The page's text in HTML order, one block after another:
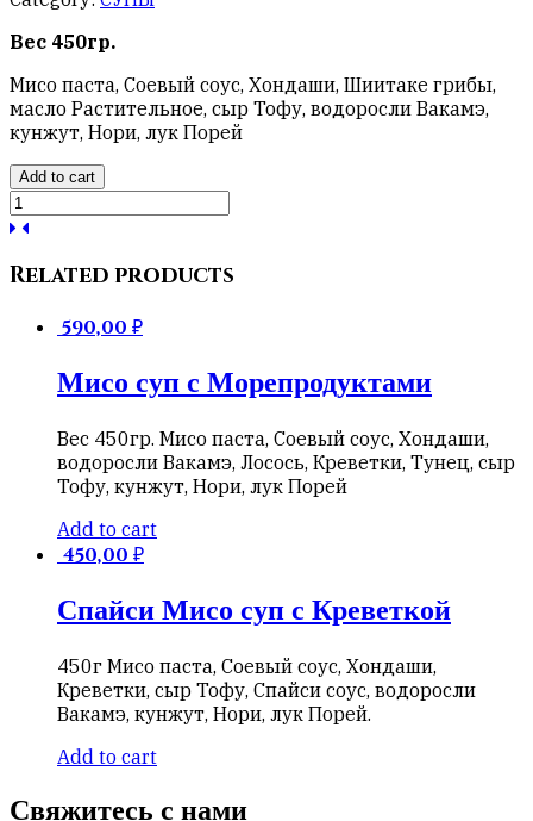
Вес 450гр.
Мисо паста, Соевый соус, Хондаши, Шиитаке грибы,
масло Растительное, сыр Тофу, водоросли Вакамэ,
кунжут, Нори, лук Порей
Add to cart
Мисо
суп
Related products
590,00 ₽
Мисо суп с Морепродуктами
Вес 450гр. Мисо паста, Соевый соус, Хондаши,
водоросли Вакамэ, Лосось, Креветки, Тунец, сыр
Тофу, кунжут, Нори, лук Порей
Add to cart
450,00 ₽
Спайси Мисо суп с Креветкой
450г Мисо паста, Соевый соус, Хондаши,
Креветки, сыр Тофу, Спайси соус, водоросли
Вакамэ, кунжут, Нори, лук Порей.
Add to cart
Свяжитесь с нами